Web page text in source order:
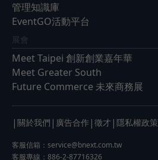
管理知識庫
EventGO活動平台
展會
Meet Taipei 創新創業嘉年華
Meet Greater South
Future Commerce 未來商務展
| 關於我們 | 廣告合作 | 徵才 | 隱私權政策
客服信箱： service@bnext.com.tw
客服專線：886-2-87716326